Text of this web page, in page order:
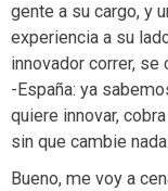
gente a su cargo, y
experiencia a su
innovador correr, se
-España: ya
quiere innovar,
sin que cambie
Bueno, me voy a